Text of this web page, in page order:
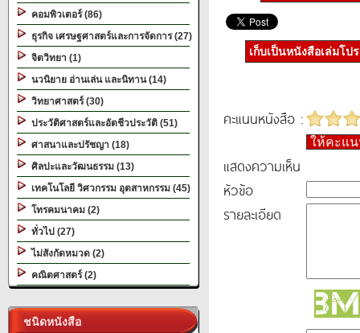
คอมพิวเตอร์ (86)
ธุรกิจ เศรษฐศาสตร์และการจัดการ (27)
จิตวิทยา (1)
นวนิยาย อ่านเล่น และนิทาน (14)
วิทยาศาสตร์ (30)
ประวัติศาสตร์และอัตชีวประวัติ (51)
ศาสนาและปรัชญา (18)
ศิลปะและวัฒนธรรม (13)
เทคโนโลยี วิศวกรรม อุตสาหกรรม (45)
โทรคมนาคม (2)
ทั่วไป (27)
ไม่สังกัดหมวด (2)
คณิตศาสตร์ (2)
ชนิดหนังสือ
เก็บเป็นหนังสือเล่มโป
คะแนนหนังสือ :
ให้คะแ
แสดงความเห็น
หัวข้อ
รายละเอียด